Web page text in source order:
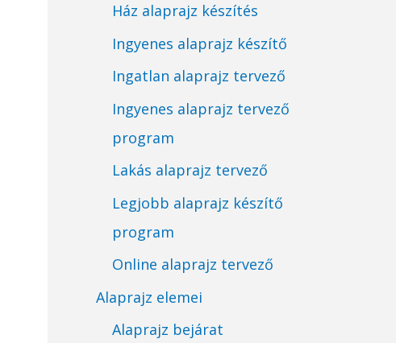
Ház alaprajz készítés
Ingyenes alaprajz készítő
Ingatlan alaprajz tervező
Ingyenes alaprajz tervező
program
Lakás alaprajz tervező
Legjobb alaprajz készítő
program
Online alaprajz tervező
Alaprajz elemei
Alaprajz bejárat